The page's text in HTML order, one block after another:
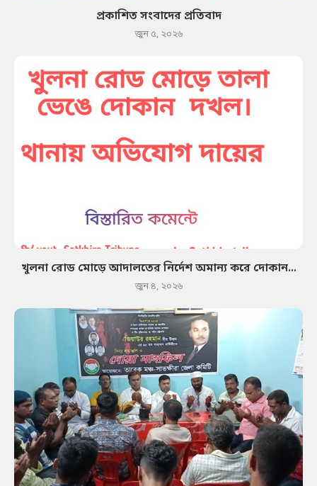
প্রকাশিত সংবাদের প্রতিবাদ
জুন ৫, ২০২৬
খুলনা রোড মোড়ে আদালতের নির্দেশ অমান্য করে দোকান...
জুন ৪, ২০২৬